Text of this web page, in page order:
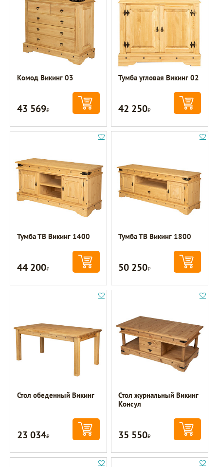
Комод Викинг 03
43 569Р
Тумба угловая Викинг 02
42 250Р
Тумба ТВ Викинг 1400
44 200Р
Тумба ТВ Викинг 1800
50 250Р
Стол обеденный Викинг
23 034Р
Стол журнальный Викинг
Консул
35 550Р